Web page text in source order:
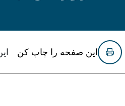
این صفحه را چاپ کن